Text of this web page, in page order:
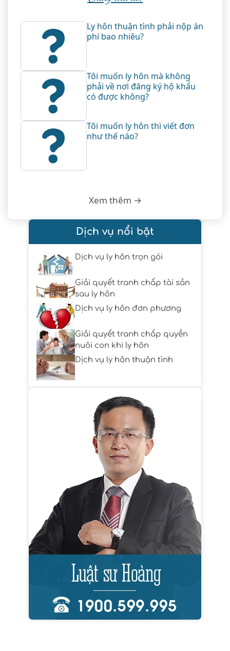
Ly hôn thuận tình phải nộp án
phí bao nhiêu?
Tôi muốn ly hôn mà không
phải về nơi đăng ký hộ khẩu
có được không?
Tôi muốn ly hôn thì viết đơn
như thế nào?
Xem thêm →
Dịch vụ nổi bật
Dịch vụ ly hôn trọn gói
Giải quyết tranh chấp tài sản
sau ly hôn
Dịch vụ ly hôn đơn phương
Giải quyết tranh chấp quyền
nuôi con khi ly hôn
Dịch vụ ly hôn thuận tình